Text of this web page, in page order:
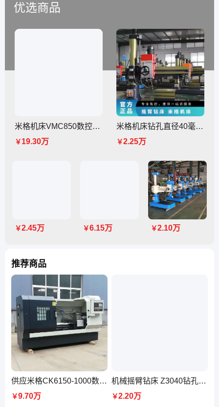
优选商品
米格机床VMC850数控立式加工中心钻铣一体化 生产厂家
￥19.30万
米格机床钻孔直径40毫米摇臂钻床Z3040-10 主轴行程200
￥2.25万
￥2.45万 ￥6.15万 ￥2.10万
推荐商品
供应米格CK6150-1000数控车床全防护结构结构合理批量生产
￥9.70万
机械摇臂钻床 Z3040钻孔直径40毫米 米格适用实训车间零部件加工
￥2.20万